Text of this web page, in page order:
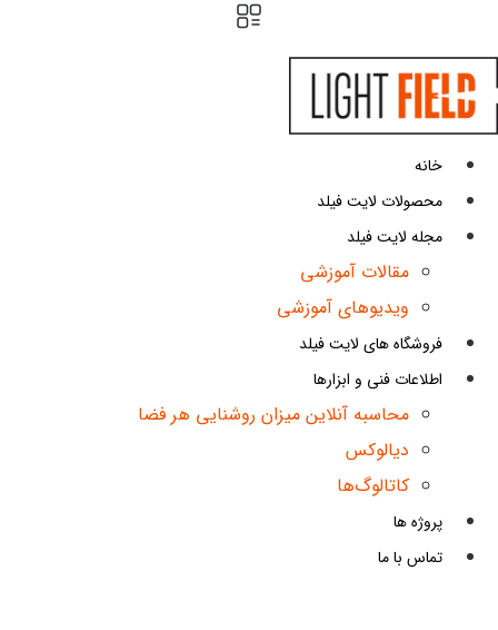
به
محتوا
خانه
محصولات لایت فیلد
مجله لایت فیلد
مقالات آموزشی
ویدیوهای آموزشی
فروشگاه های لایت فیلد
اطلاعات فنی و ابزارها
محاسبه آنلاین میزان روشنایی هر فضا
دیالوکس
کاتالوگ‌ها
پروژه ها
تماس با ما